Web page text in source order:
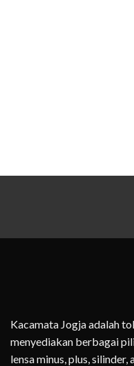
Kacamata Jogja adalah
menyediakan berbagai
lensa minus, plus,